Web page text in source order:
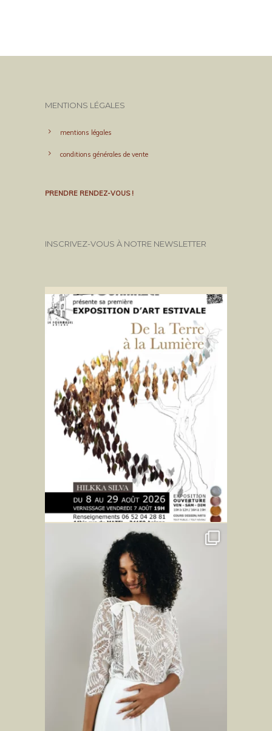
MENTIONS LÉGALES
mentions légales
conditions générales de vente
PRENDRE RENDEZ-VOUS !
INSCRIVEZ-VOUS À NOTRE NEWSLETTER